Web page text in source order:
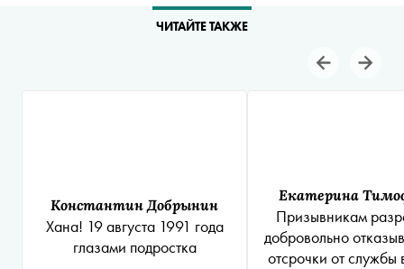
ЧИТАЙТЕ ТАКЖЕ
Константин Добрынин
Хана! 19 августа 1991 года
глазами подростка
Екатерина
Призывникам
добровольно
отсрочки от службы